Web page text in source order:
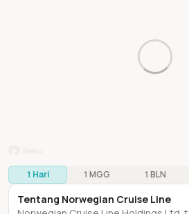
1 Hari 1 MGG 1 BLN
Tentang Norwegian Cruise Line